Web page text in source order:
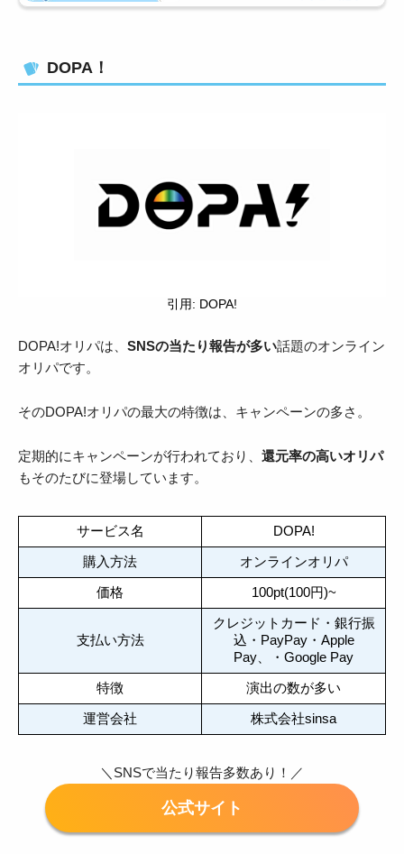
DOPA！
引用: DOPA!
DOPA!オリパは、 SNSの当たり報告が多い話題のオンライン
オリパです。
そのDOPA!オリパの最大の特徴は、キャンペーンの多さ。
定期的にキャンペーンが行われており、 還元率の高いオリパ
もそのたびに登場しています。
サービス名 DOPA!
購入方法 オンラインオリパ
価格 100pt(100円)~
支払い方法
クレジットカード・銀行振
込・PayPay・Apple
Pay、・Google Pay
特徴 演出の数が多い
運営会社 株式会社sinsa
＼SNSで当たり報告多数あり！／